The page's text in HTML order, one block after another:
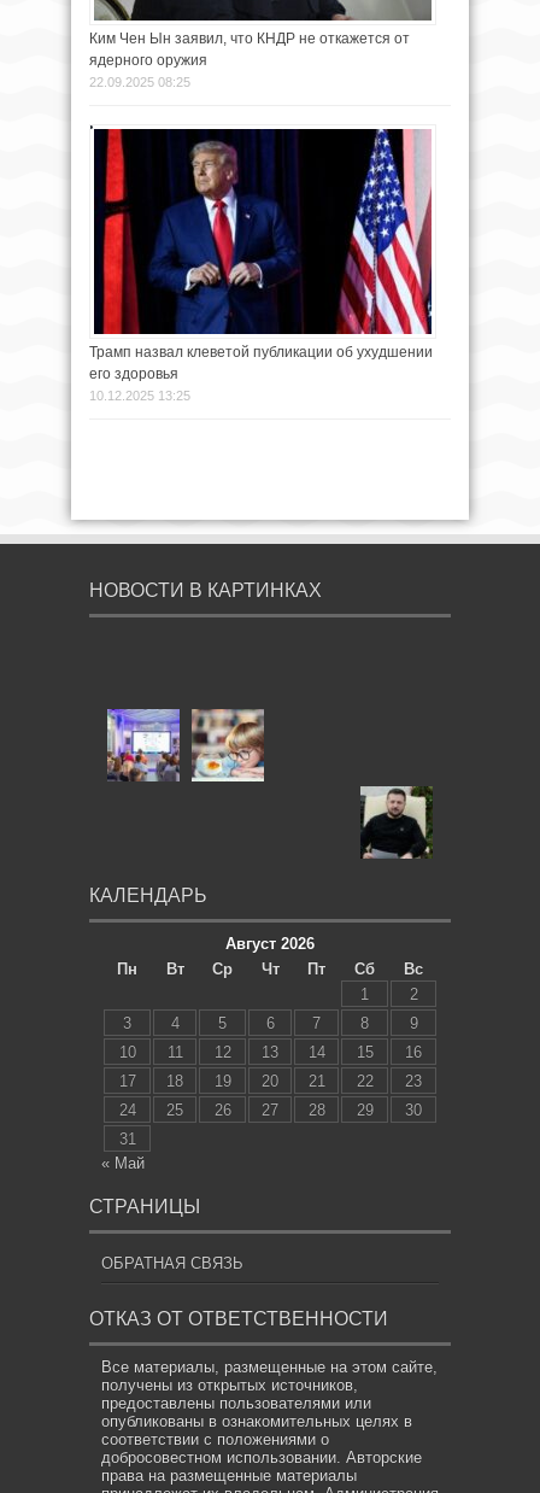
Ким Чен Ын заявил, что КНДР не откажется от
ядерного оружия
22.09.2025 08:25
Трамп назвал клеветой публикации об ухудшении
его здоровья
10.12.2025 13:25
НОВОСТИ В КАРТИНКАХ
КАЛЕНДАРЬ
Август 2026
Пн
Вт Ср Чт Пт Сб
Вс
1
2
3
4 5 6 7 8
9
10
11 12 13 14 15
16
17
18 19 20 21 22
23
24
25 26 27 28 29
30
31
« Май
СТРАНИЦЫ
ОБРАТНАЯ СВЯЗЬ
ОТКАЗ ОТ ОТВЕТСТВЕННОСТИ
Все материалы, размещенные на этом сайте,
получены из открытых источников,
предоставлены пользователями или
опубликованы в ознакомительных целях в
соответствии с положениями о
добросовестном использовании. Авторские
права на размещенные материалы